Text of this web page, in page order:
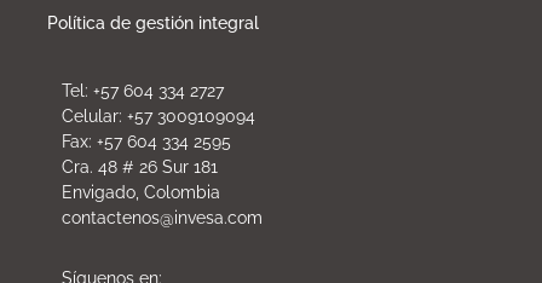
Política de gestión integral
Tel: +57 604 334 2727
Celular: +57 3009109094
Fax: +57 604 334 2595
Cra. 48 # 26 Sur 181
Envigado, Colombia
contactenos@invesa.com
Síguenos en: